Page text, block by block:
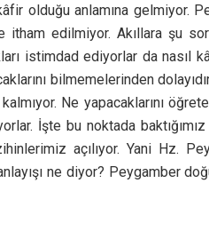
olduğu anlamına gelmiyor.
itham edilmiyor. Akıllara şu
istimdad ediyorlar da nasıl
bilmemelerinden
Ne yapacaklarını
İşte bu noktada
açılıyor. Yani Hz.
ne diyor? Peygamber